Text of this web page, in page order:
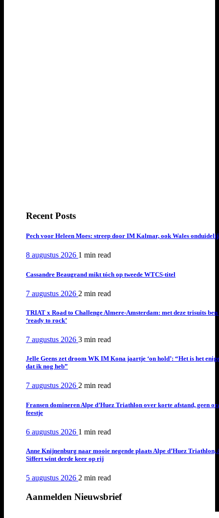
Recent Posts
Pech voor Heleen Moes: streep door IM Kalmar, ook Wales
8 augustus 2026 1 min read
Cassandre Beaugrand mikt tóch op tweede WTCS-titel
7 augustus 2026 2 min read
TRIAT x Road to Challenge Almere-Amsterdam: met deze trisuits ben
‘ready to rock’
7 augustus 2026 3 min read
Jelle Geens zet droom WK IM Kona jaartje ‘on hold’: “Het is het
dat ik nog heb”
7 augustus 2026 2 min read
Fransen domineren Alpe d’Huez Triathlon over korte afstand, geen
feestje
6 augustus 2026 1 min read
Anne Knijnenburg naar mooie negende plaats Alpe d’Huez Triathlon,
Siffert wint derde keer op rij
5 augustus 2026 2 min read
Aanmelden Nieuwsbrief